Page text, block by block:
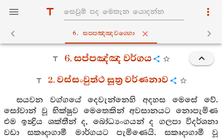
6. සප‍්පඤ‍්ඤවග‍්ගො
6. සප්පඤ්ඤ වර්ගය
2. වස්සංවුත්ථ සූත්‍ර වර්ණනාව
සයවන වග්ගයේ දෙවැන්නෙහි අදහස මෙසේ වේ.
සෝවාන් වූ භික්ෂුව මෙතෙකින් අවසානයට නොපැමිණ
එම ඉන්‍ද්‍රිය ශක්තීන් ද, බෝධ්‍යංගයන් ද ගලපා විදර්ශනා
වඩා සකෘදාගාමී මාර්ගයට පැමිණෙයි. සකෘදාගාමී වූ